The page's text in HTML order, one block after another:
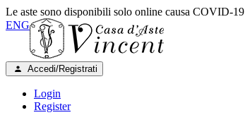
Le aste sono disponibili solo online causa COVID-19
ENG
Accedi/Registrati
Login
Register